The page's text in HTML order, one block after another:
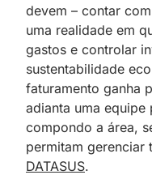
devem – contar
uma realidade em
gastos e controlar
sustentabilidade
faturamento ganha
adianta uma equipe
compondo a área,
permitam gerenciar
DATASUS.